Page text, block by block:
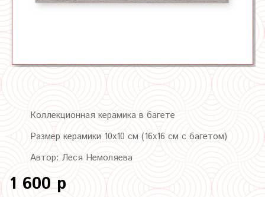
Коллекционная керамика в багете
Размер керамики 10х10 см (16х16 см с багетом)
Автор: Леся Немоляева
1 600 р